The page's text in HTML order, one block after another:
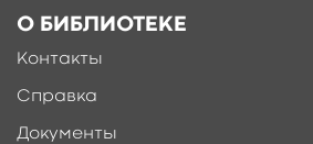
О БИБЛИОТЕКЕ
Контакты
Справка
Документы